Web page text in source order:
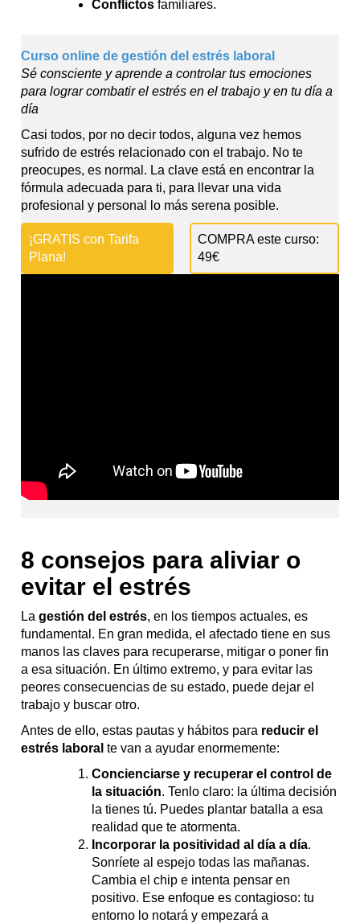
Conflictosfamiliares.
Curso online de gestión del estrés laboral
Sé consciente y aprende a controlar tus emociones
para lograr combatir el estrés en el trabajo y en tu día a
día
Casi todos, por no decir todos, alguna vez hemos
sufrido de estrés relacionado con el trabajo. No te
preocupes, es normal. La clave está en encontrar la
fórmula adecuada para ti, para llevar una vida
profesional y personal lo más serena posible.
¡GRATIS con Tarifa
Plana!
COMPRA este curso:
49€
8 consejos para aliviar o
evitar el estrés
Lagestión del estrés, en los tiempos actuales, es
fundamental. En gran medida, el afectado tiene en sus
manos las claves para recuperarse, mitigar o poner fin
a esa situación. En último extremo, y para evitar las
peores consecuencias de su estado, puede dejar el
trabajo y buscar otro.
Antes de ello, estas pautas y hábitos para reducir el
estrés laboral te van a ayudar enormemente:
Concienciarse y recuperar el control de
la situación. Tenlo claro: la última decisión
la tienes tú. Puedes plantar batalla a esa
realidad que te atormenta.
Incorporar la positividad al día a día.
Sonríete al espejo todas las mañanas.
Cambia el chip e intenta pensar en
positivo. Ese enfoque es contagioso: tu
entorno lo notará y empezará a